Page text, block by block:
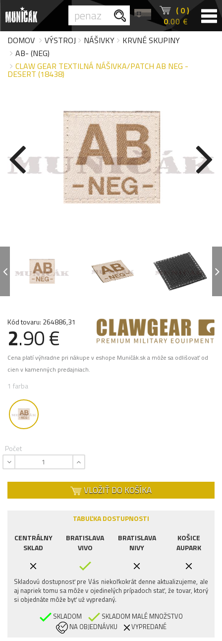
( 0 )
0.00 €
DOMOV
VÝSTROJ NÁŠIVKY
KRVNÉ SKUPINY
AB- (NEG)
CLAW GEAR TEXTILNÁ NÁŠIVKA/PATCH AB NEG -
DESERT (18438)
Kód tovaru: 264886,31
2.90 €
Cena platí výhradne pri nákupe v eshope Muničák.sk a môže sa odlišovať od
cien v kamenných predajniach.
1 farba
Počet
VLOŽIŤ DO KOŠÍKA
TABUĽKA DOSTUPNOSTI
CENTRÁLNY
SKLAD
BRATISLAVA
VIVO
BRATISLAVA
NIVY
KOŠICE
AUPARK
Skladovú dostupnosť pre Vás niekoľkokrát denne aktualizujeme, ale
aj napriek tomu sa môže v ojedinelých prípadoch stať, že tovar, ktorý
si objednáte môže byť už vypredaný.
SKLADOM
SKLADOM MALÉ MNOŽSTVO
NA OBJEDNÁVKU
VYPREDANÉ